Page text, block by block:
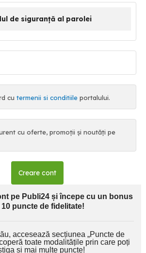
de siguranță al parolei
cu termenii si conditiile portalului.
cu oferte, promoții și noutăți pe
Creare cont
pe Publi24 și începe cu un bonus
10 puncte de fidelitate!
accesează secțiunea „Puncte de
toate modalitățile prin care poți
și mai multe puncte!